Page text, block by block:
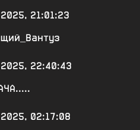
21:01:23
22:40:43
02:17:08